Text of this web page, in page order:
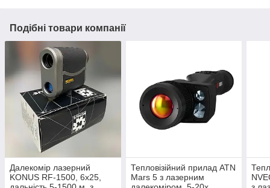
Подібні товари компанії
Далекомір лазерний
KONUS RF-1500, 6x25,
Тепловізійний прилад ATN
Mars 5 з лазерним